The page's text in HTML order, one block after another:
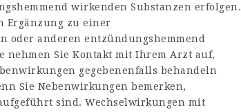
wirkenden Substanzen erfolgen.
Ergänzung zu einer
oder anderen entzündungshemmend
nehmen Sie Kontakt mit Ihrem Arzt auf,
gegebenenfalls behandeln
Sie Nebenwirkungen bemerken,
sind. Wechselwirkungen mit